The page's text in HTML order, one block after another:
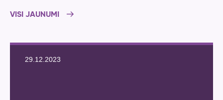
VISI JAUNUMI
29.12.2023